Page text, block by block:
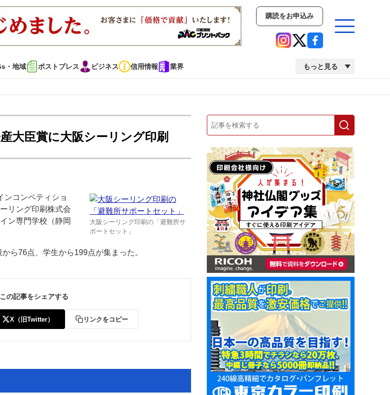
購読をお申込み
・地域 ポストプレス ビジネス 信用情報 業界 もっと見る
イベント
コレクション
域 ポストプレス ビジネス イベント 信用情報 業界 市場・統計 人事・移転・異動・訃報
JAPAN PACK 2023 特集 中古印刷機・製本機特集 2022 見える化・MIS特集
2022 検査・校正特集
せ
大臣賞に大阪シーリング印刷
大阪シーリング印刷の「避難所サ
ポートセット」
ンコンペティショ
リング印刷株式会
ン専門学校（静岡
ら76点、学生から199点が集まった。
この記事をシェアする
X（旧Twitter） リンクをコピー